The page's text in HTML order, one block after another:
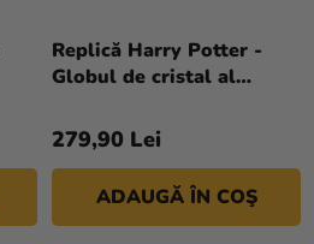
Replică Harry Potter -
Globul de cristal al
279,90 Lei
ADAUGĂ ÎN COŞ